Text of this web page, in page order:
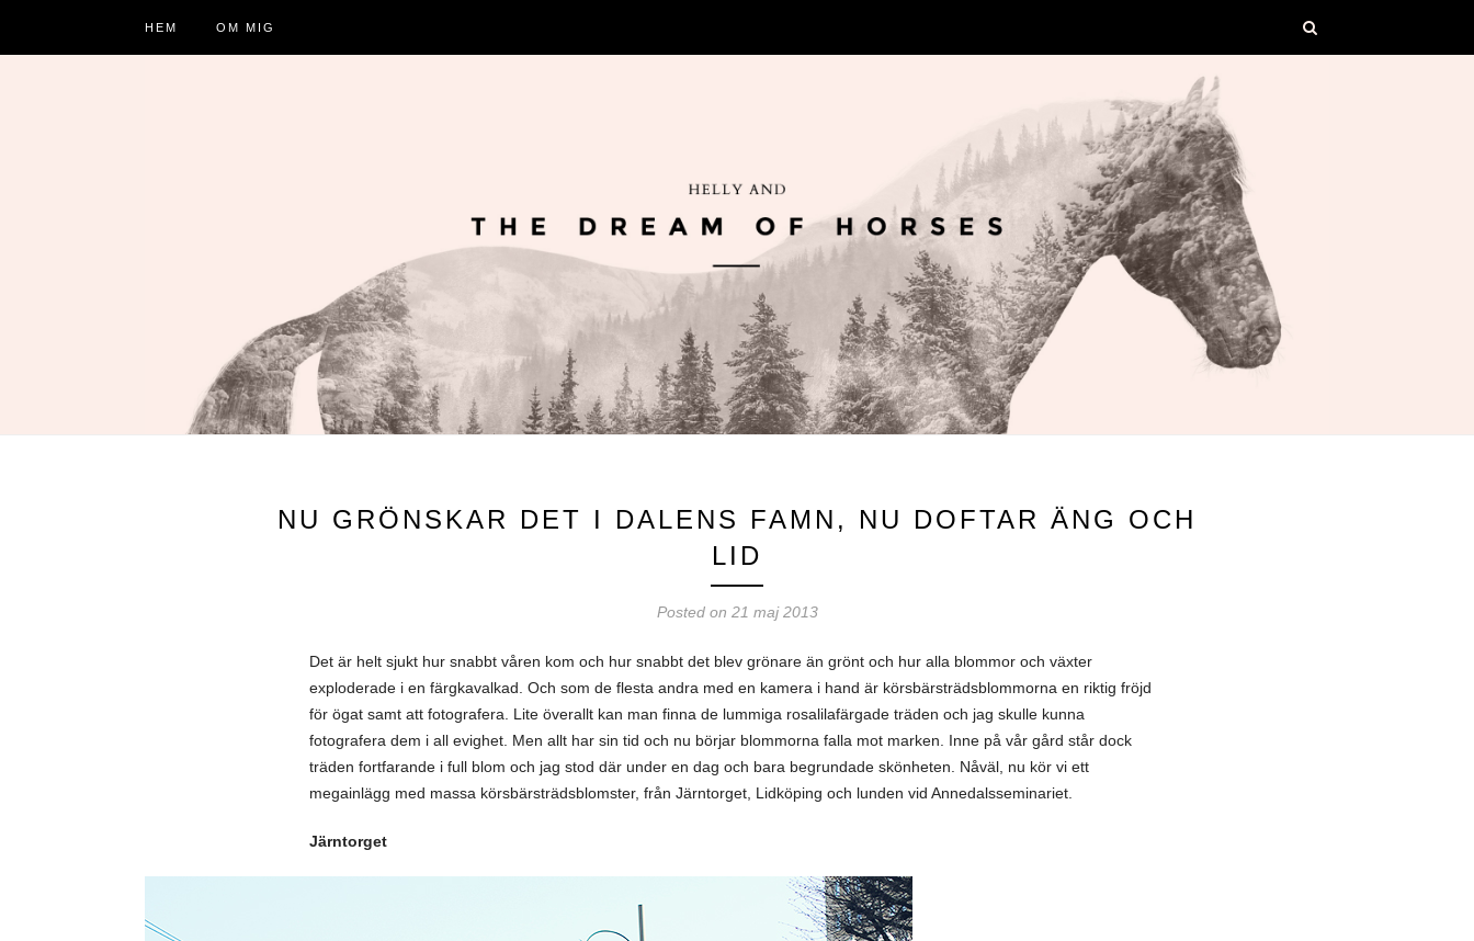
HEM OM MIG
NU GRÖNSKAR DET I DALENS FAMN, NU DOFTAR ÄNG OCH
LID
Posted on 21 maj 2013
Det är helt sjukt hur snabbt våren kom och hur snabbt det blev grönare än grönt och hur alla blommor och växter
exploderade i en färgkavalkad. Och som de flesta andra med en kamera i hand är körsbärsträdsblommorna en riktig fröjd
för ögat samt att fotografera. Lite överallt kan man finna de lummiga rosalilafärgade träden och jag skulle kunna
fotografera dem i all evighet. Men allt har sin tid och nu börjar blommorna falla mot marken. Inne på vår gård står dock
träden fortfarande i full blom och jag stod där under en dag och bara begrundade skönheten. Nåväl, nu kör vi ett
megainlägg med massa körsbärsträdsblomster, från Järntorget, Lidköping och lunden vid Annedalsseminariet.
Järntorget